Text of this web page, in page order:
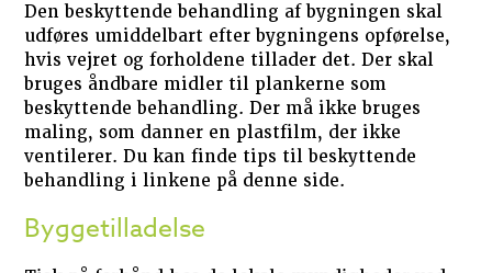
Den beskyttende behandling af bygningen skal
udføres umiddelbart efter bygningens opførelse,
hvis vejret og forholdene tillader det. Der skal
bruges åndbare midler til plankerne som
beskyttende behandling. Der må ikke bruges
maling, som danner en plastfilm, der ikke
ventilerer. Du kan finde tips til beskyttende
behandling i linkene på denne side.
Byggetilladelse